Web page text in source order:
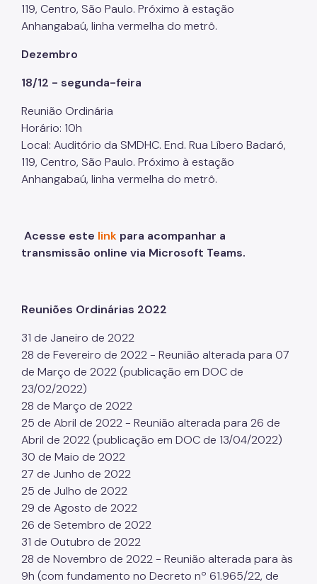
119, Centro, São Paulo. Próximo à estação
Anhangabaú, linha vermelha do metrô.
Dezembro
18/12 - segunda-feira
Reunião Ordinária
Horário: 10h
Local: Auditório da SMDHC. End. Rua Líbero Badaró,
119, Centro, São Paulo. Próximo à estação
Anhangabaú, linha vermelha do metrô.
Acesse este link para acompanhar a
transmissão online via Microsoft Teams.
Reuniões Ordinárias 2022
31 de Janeiro de 2022
28 de Fevereiro de 2022 - Reunião alterada para 07
de Março de 2022 (publicação em DOC de
23/02/2022)
28 de Março de 2022
25 de Abril de 2022 - Reunião alterada para 26 de
Abril de 2022 (publicação em DOC de 13/04/2022)
30 de Maio de 2022
27 de Junho de 2022
25 de Julho de 2022
29 de Agosto de 2022
26 de Setembro de 2022
31 de Outubro de 2022
28 de Novembro de 2022 - Reunião alterada para às
9h (com fundamento no Decreto nº 61.965/22, de